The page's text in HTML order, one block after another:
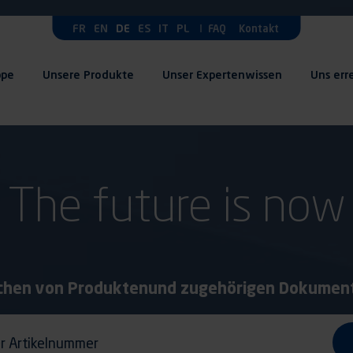
FR EN DE ES IT PL FAQ Kontakt
Unsere Produkte Unser Expertenwissen Uns
The future is now
von Produktenund zugehörigen